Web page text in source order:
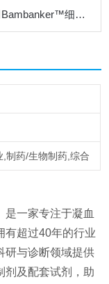
日本NIPPON Genetics EUROPE公司Bambanker™细胞冻存液产品手册
,制药/生物制药,综合
是一家专注于凝血
有超过40年的行业
研与诊断领域提供
剂及配套试剂，助